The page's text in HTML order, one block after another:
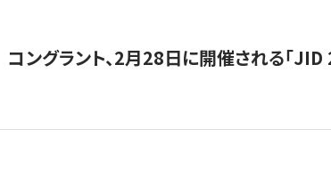
コングラント、2月28日に開催される「